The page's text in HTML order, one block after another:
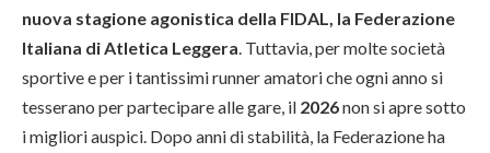
nuova stagione agonistica della FIDAL, la Federazione
Italiana di Atletica Leggera. Tuttavia, per molte società
sportive e per i tantissimi runner amatori che ogni anno si
tesserano per partecipare alle gare, il 2026non si apre sotto
i migliori auspici. Dopo anni di stabilità, la Federazione ha